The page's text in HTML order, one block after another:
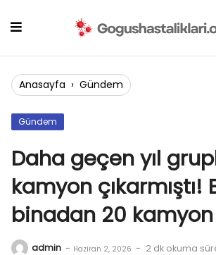
Anasayfa › Gündem
Gündem
Daha geçen yıl
kamyon çıkarmıştı!
binadan 20 kamyon
admin - Haziran 2, 2026 - 2 dk okuma